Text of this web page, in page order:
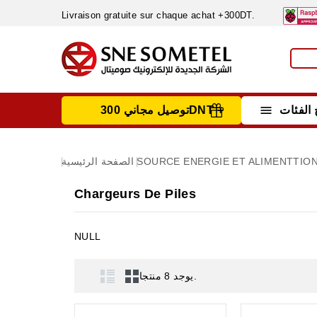
Livraison gratuite sur chaque achat +300DT.
 توصيل مجاني 300DNT +
الصفحة الرئيسية SOURCE ENERGIE ET ALIMENTTION
Chargeurs De Piles
NULL